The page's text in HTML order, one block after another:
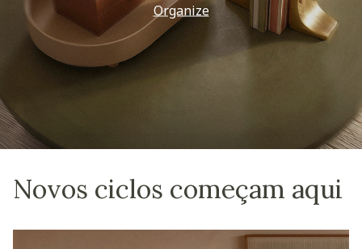
Organize
Novos ciclos começam aqui